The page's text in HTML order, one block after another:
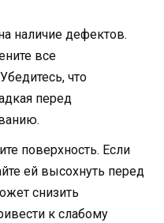
наличие дефектов.
все
что
перед
поверхность. Если
ей высохнуть перед
снизить
к слабому